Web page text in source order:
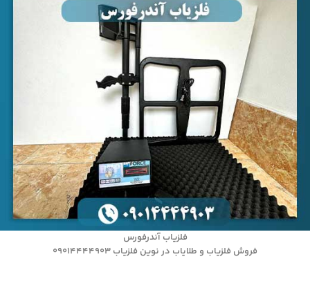
فلزیاب آندرفورس
فروش فلزیاب و طلایاب در نوین فلزیاب 09014444903